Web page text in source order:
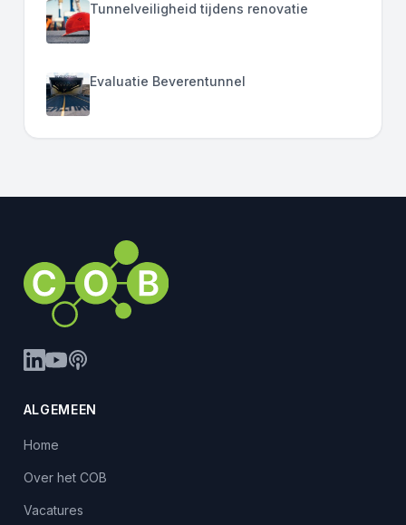
Tunnelveiligheid tijdens renovatie
Evaluatie Beverentunnel
ALGEMEEN
Home
Over het COB
Vacatures